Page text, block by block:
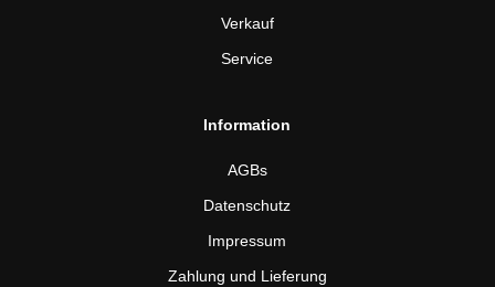
Verkauf
Service
Information
AGBs
Datenschutz
Impressum
Zahlung und Lieferung